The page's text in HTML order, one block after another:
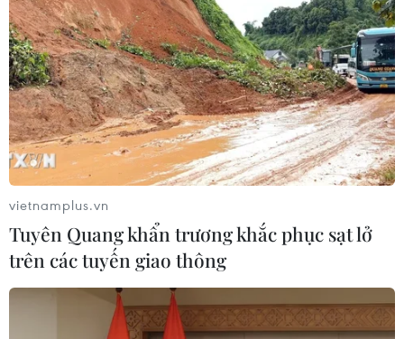
vietnamplus.vn
Tuyên Quang khẩn trương khắc phục sạt lở
trên các tuyến giao thông